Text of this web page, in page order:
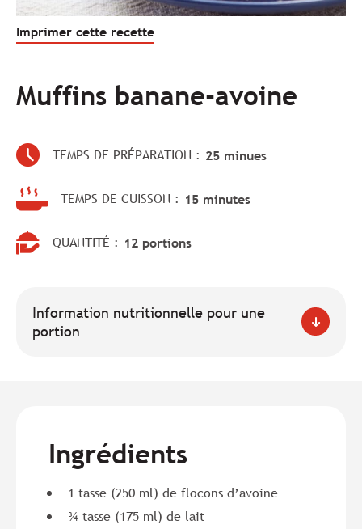
Imprimer cette recette
Muffins banane-avoine
TEMPS DE PRÉPARATION : 25 minues
TEMPS DE CUISSON : 15 minutes
QUANTITÉ : 12 portions
Information nutritionnelle pour une
portion
Ingrédients
1 tasse (250 ml) de flocons d’avoine
¾ tasse (175 ml) de lait